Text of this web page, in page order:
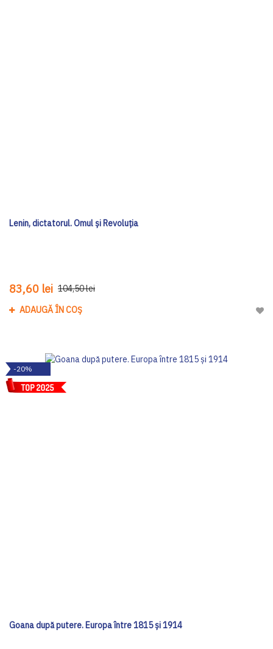
Lenin, dictatorul. Omul și Revoluția
83,60 lei 104,50 lei
ADAUGĂ ÎN COȘ
-20%
Goana după putere. Europa între 1815 și 1914